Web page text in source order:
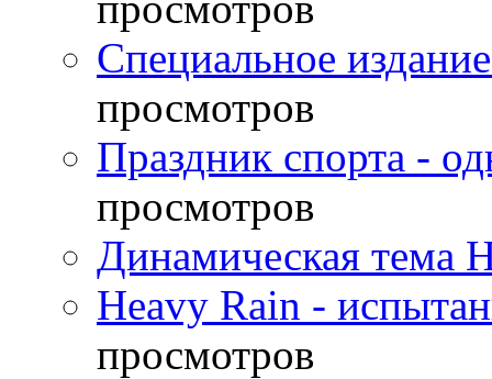
Специальное
просмотров
Праздник спорта -
просмотров
Динамическая тема
Heavy Rain -
просмотров